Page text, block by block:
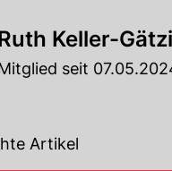
Keller-Gätzi
seit
Artikel